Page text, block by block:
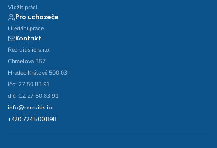
Vložit práci
Pro uchazeče
Hledání práce
Kontakt
Recruitis.io s.r.o.
Chmelova 357
Hradec Králové 500 03
ičo: 27 50 83 91
dič: CZ 27 50 83 91
info@recruitis.io
+420 724 500 898